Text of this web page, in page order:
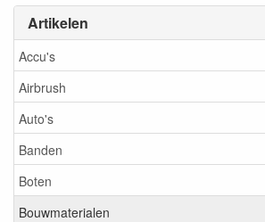
Artikelen
Accu's
Airbrush
Auto's
Banden
Boten
Bouwmaterialen